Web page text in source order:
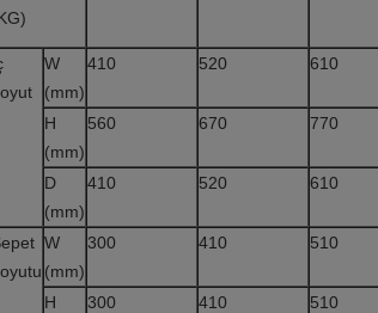
W
(mm)
410 520 610
H
(mm)
560 670 770
D
(mm)
410 520 610
W
(mm)
300 410 510
H
300 410 510